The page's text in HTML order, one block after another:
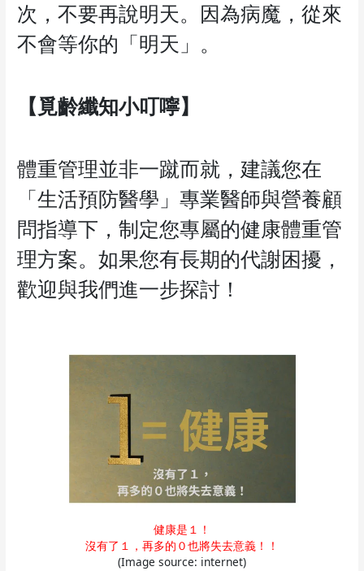
次，不要再說明天。因為病魔，從來
不會等你的「明天」。
【覓齡纖知小叮嚀】
體重管理並非一蹴而就，建議您在
「生活預防醫學」專業醫師與營養顧
問指導下，制定您專屬的健康體重管
理方案。如果您有長期的代謝困擾，
歡迎與我們進一步探討！
健康是１！
沒有了１，再多的０也將失去意義！！
(Image source: internet)